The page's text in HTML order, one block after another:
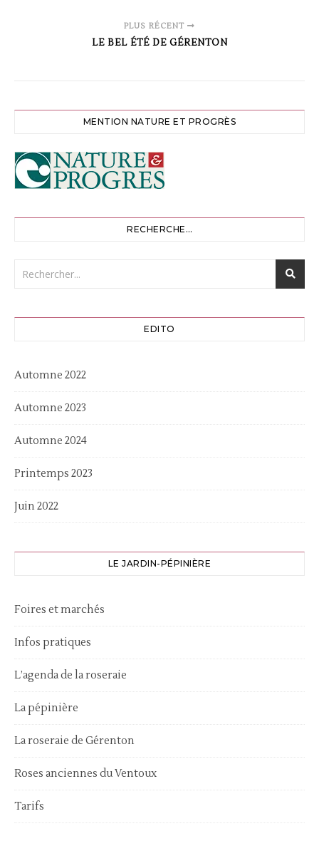
PLUS RÉCENT
LE BEL ÉTÉ DE GÉRENTON
MENTION NATURE ET PROGRÈS
RECHERCHE…
EDITO
Automne 2022
Automne 2023
Automne 2024
Printemps 2023
Juin 2022
LE JARDIN-PÉPINIÈRE
Foires et marchés
Infos pratiques
L’agenda de la roseraie
La pépinière
La roseraie de Gérenton
Roses anciennes du Ventoux
Tarifs